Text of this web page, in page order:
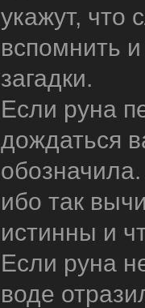
укажут, что
вспомнить
загадки.
Если руна
дождаться
обозначила.
ибо так
истинны и
Если руна
воде